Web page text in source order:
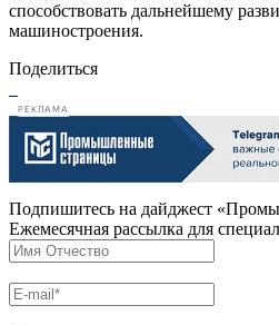
способствовать дальнейшему
машиностроения.
Поделиться
РЕКЛАМА
Подпишитесь на дайджест
Ежемесячная рассылка для